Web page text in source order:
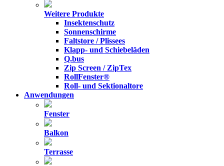
Weitere Produkte
Insektenschutz
Sonnenschirme
Faltstore / Plissees
Klapp- und Schiebeläden
Q.bus
Zip Screen / ZipTex
RollFenster®
Roll- und Sektionaltore
Anwendungen
Fenster
Balkon
Terrasse